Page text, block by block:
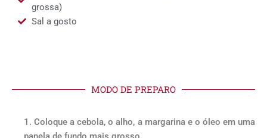
grossa)
Sal a gosto
MODO DE PREPARO
Coloque a cebola, o alho, a margarina e o óleo em uma